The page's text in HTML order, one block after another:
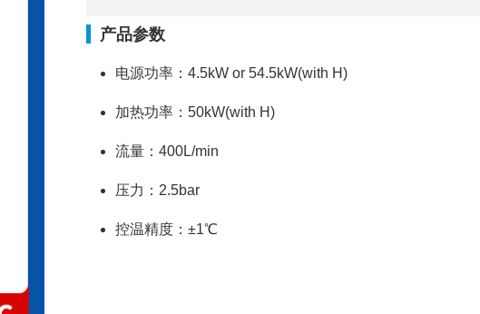
产品参数
电源功率：4.5kW or 54.5kW(with H)
加热功率：50kW(with H)
流量：400L/min
压力：2.5bar
控温精度：±1℃